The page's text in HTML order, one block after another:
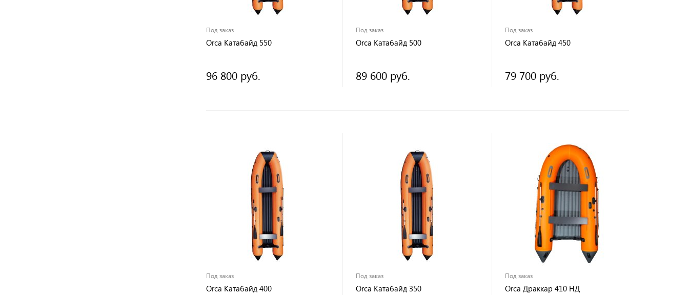
Под заказ
Orca Катабайд 550
96 800 руб.
Под заказ
Orca Катабайд 500
89 600 руб.
Под заказ
Orca Катабайд 450
79 700 руб.
Под заказ
Orca Катабайд 400
Под заказ
Orca Катабайд 350
Под заказ
Orca Драккар 410 НД